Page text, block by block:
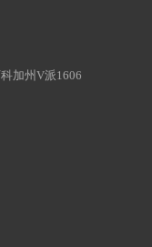
加州V派1606